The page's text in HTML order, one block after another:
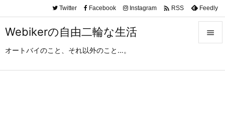
Webikerの自由二輪な生活
オートバイのこと、それ以外のこと…。

Twitter Facebook Instagram  RSS Feedly